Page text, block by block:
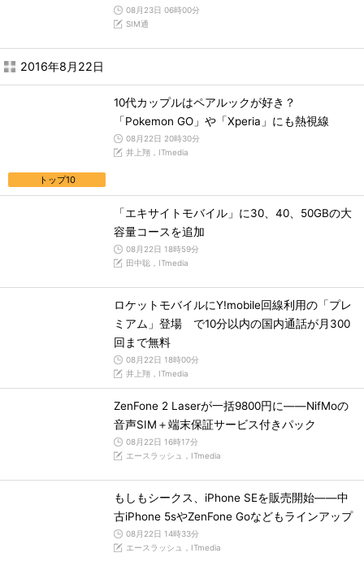
08月23日 06時00分
SIM通
2016年8月22日
トップ10
10代カップルはペアルックが好き？
「Pokemon GO」や「Xperia」にも熱視線
08月22日 20時30分
井上翔，ITmedia
「エキサイトモバイル」に30、40、50GBの大
容量コースを追加
08月22日 18時59分
田中聡，ITmedia
ロケットモバイルにY!mobile回線利用の「プレ
ミアム」登場 で10分以内の国内通話が月300
回まで無料
08月22日 18時00分
井上翔，ITmedia
ZenFone 2 Laserが一括9800円に――NifMoの
音声SIM＋端末保証サービス付きパック
08月22日 16時17分
エースラッシュ，ITmedia
もしもシークス、iPhone SEを販売開始――中
古iPhone 5sやZenFone Goなどもラインアップ
08月22日 14時33分
エースラッシュ，ITmedia